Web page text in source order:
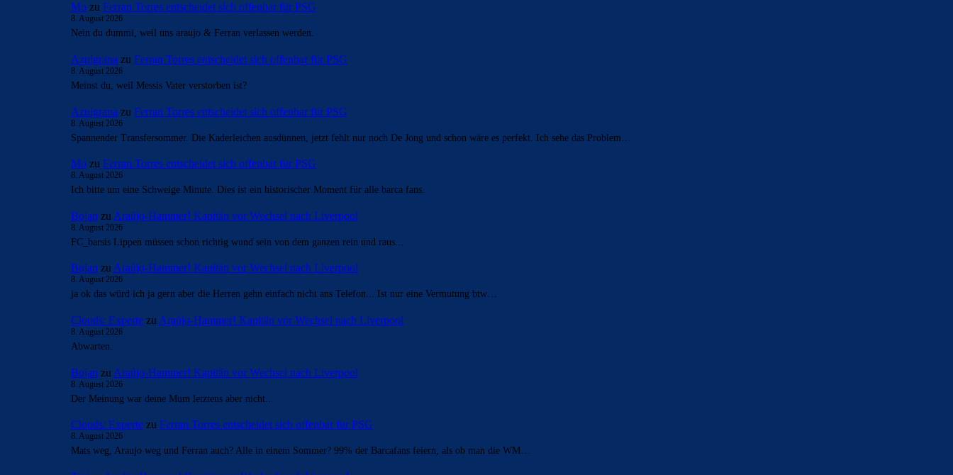
Mo zu Ferran Torres entscheidet sich offenbar für PSG
8. August 2026
Nein du dummi, weil uns araujo & Ferran verlassen werden.
Azulgrana zu Ferran Torres entscheidet sich offenbar für PSG
8. August 2026
Meinst du, weil Messis Vater verstorben ist?
Azulgrana zu Ferran Torres entscheidet sich offenbar für PSG
8. August 2026
Spannender Transfersommer. Die Kaderleichen ausdünnen, jetzt fehlt nur noch De Jong und schon wäre es perfekt. Ich sehe das Problem…
Mo zu Ferran Torres entscheidet sich offenbar für PSG
8. August 2026
Ich bitte um eine Schweige Minute. Dies ist ein historischer Moment für alle barca fans.
Bojan zu Araújo-Hammer! Kapitän vor Wechsel nach Liverpool
8. August 2026
FC_barsis Lippen müssen schon richtig wund sein von dem ganzen rein und raus...
Bojan zuAraújo-Hammer! Kapitän vor Wechsel nach Liverpool
8. August 2026
ja ok das würd ich ja gern aber die Herren gehn einfach nicht ans Telefon... Ist nur eine Vermutung btw…
Clouds: Experte zu Araújo-Hammer! Kapitän vor Wechsel nach Liverpool
8. August 2026
Abwarten.
Bojan zu Araújo-Hammer! Kapitän vor Wechsel nach Liverpool
8. August 2026
Der Meinung war deine Mum letztens aber nicht...
Clouds: Experte zu Ferran Torres entscheidet sich offenbar für PSG
8. August 2026
Mats weg, Araujo weg und Ferran auch? Alle in einem Sommer? 99% der Barcafans feiern, als ob man die WM…